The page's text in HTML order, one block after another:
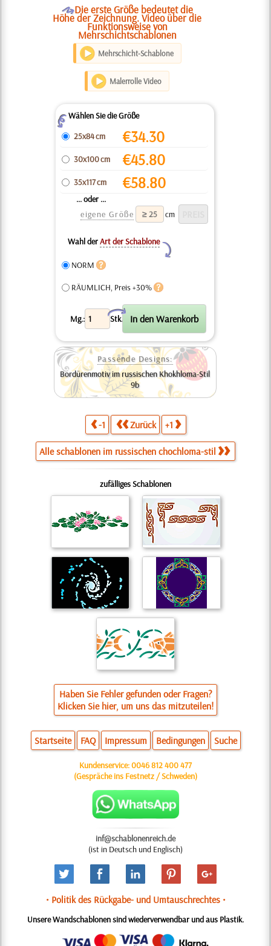
ODie erste Größe bedeutet die
Höhe der Zeichnung. Video über die
Funktionsweise von
Mehrschichtschablonen
Mehrschicht-Schablone
Malerrolle Video
ZWählen Sie die Größe
25x84 cm
€34.30
30x100 cm €45.80
35x117 cm €58.80
... oder ...
eigene Größe
cm
Wahl derArt der Schablone
Y
NORM
RÄUMLICH, Preis +30%
Mg.: Stk.
X
Passende Designs:
Bordürenmotiv im russischen Khokhloma-Stil
9b
-1 Zurück +1
Alle schablonen im russischen chochloma-stil
zufälliges Schablonen
Haben Sie Fehler gefunden oder Fragen?
Klicken Sie hier, um uns das mitzuteilen!
Startseite FAQ Impressum Bedingungen Suche
Kundenservice:0046 812 400 477
(Gespräche ins Festnetz / Schweden)
inf@schablonenreich.de
(ist in Deutsch und Englisch)
• Politik des Rückgabe- und Umtauschrechtes •
Unsere Wandschablonen sind wiederverwendbar und aus Plastik.